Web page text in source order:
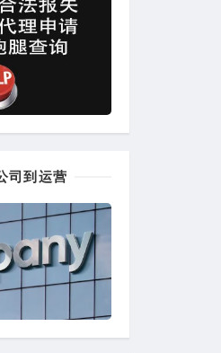
司到运营